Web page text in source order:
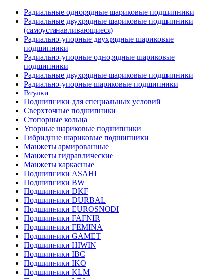
Радиальные однорядные шариковые подшипники
Радиальные двухрядные шариковые подшипники
(самоустанавливающиеся)
Радиально-упорные двухрядные шариковые
подшипники
Радиально-упорные однорядные шариковые
подшипники
Радиальные двухрядные шариковые подшипники
Радиально-упорные шариковые подшипники
Втулки
Подшипники для специальных условий
Сверхточные подшипники
Стопорные кольца
Упорные шариковые подшипники
Гибридные шариковые подшипники
Манжеты армированные
Манжеты гидравлические
Манжеты каркасные
Подшипники ASAHI
Подшипники BW
Подшипники DKF
Подшипники DURBAL
Подшипники EUROSNODI
Подшипники FAFNIR
Подшипники FEMINA
Подшипники GAMET
Подшипники HIWIN
Подшипники IBC
Подшипники IKO
Подшипники KLM